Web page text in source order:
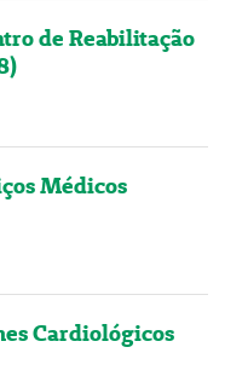
de Reabilitação
Médicos
Cardiológicos